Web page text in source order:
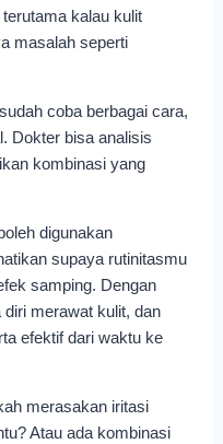
kalau kulit
masalah seperti
coba berbagai cara,
Dokter bisa analisis
kombinasi yang
digunakan
supaya rutinitasmu
samping. Dengan
merawat kulit, dan
efektif dari waktu ke
merasakan iritasi
Atau ada kombinasi